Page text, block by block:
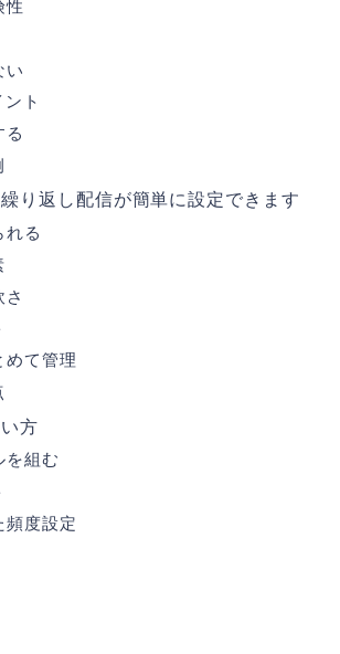
性
い
ト
る
り返し配信が簡単に設定できます
れる
めて管理
方
を組む
頻度設定